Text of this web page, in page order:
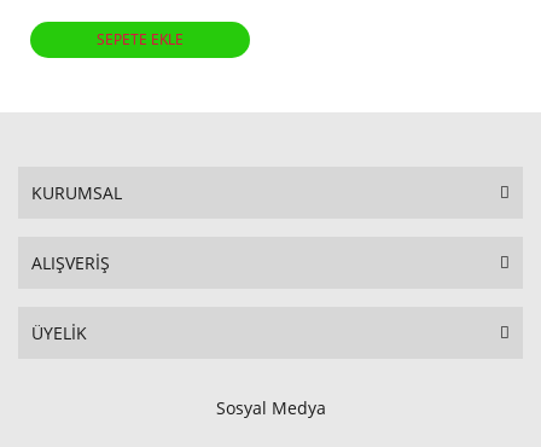
SEPETE EKLE
KURUMSAL
ALIŞVERİŞ
ÜYELİK
Sosyal Medya